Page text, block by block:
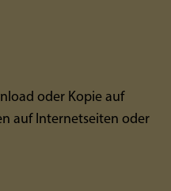
oder Kopie auf
auf Internetseiten oder